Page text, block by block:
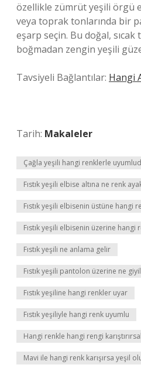
özellikle zümrüt yeşili örgü
veya toprak tonlarında bir
eşarp seçin. Bu doğal, sıcak
boğmadan zengin yeşili
Tavsiyeli Bağlantılar: Hangi
Tarih: Makaleler
Çağla yeşili hangi renklerle
Fıstık yeşili elbise altına ne renk
Fıstık yeşili elbisenin üstüne hangi
Fıstık yeşili elbisenin üzerine hangi
Fıstık yeşili ne anlama gelir
Fıstık yeşili pantolon üzerine ne
Fıstık yeşiline hangi renkler uyar
Fıstık yeşiliyle hangi renk uyumlu
Hangi renkle hangi rengi
Mavi ile hangi renk karışırsa yeşil